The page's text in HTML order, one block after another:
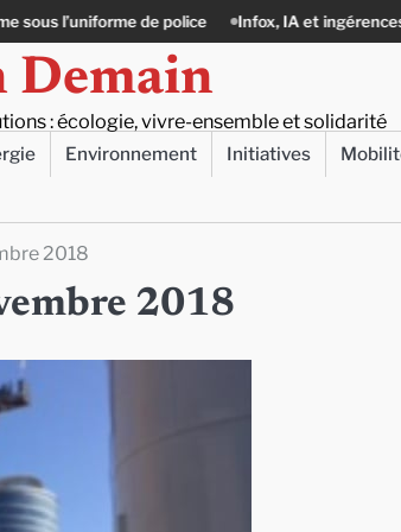
de police Infox, IA et ingérences : le journalisme
Demain
: écologie, vivre-ensemble et solidarité
Environnement Initiatives
2018
2018